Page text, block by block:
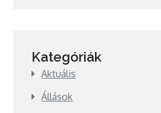
Kategóriák
Aktuális
Állások